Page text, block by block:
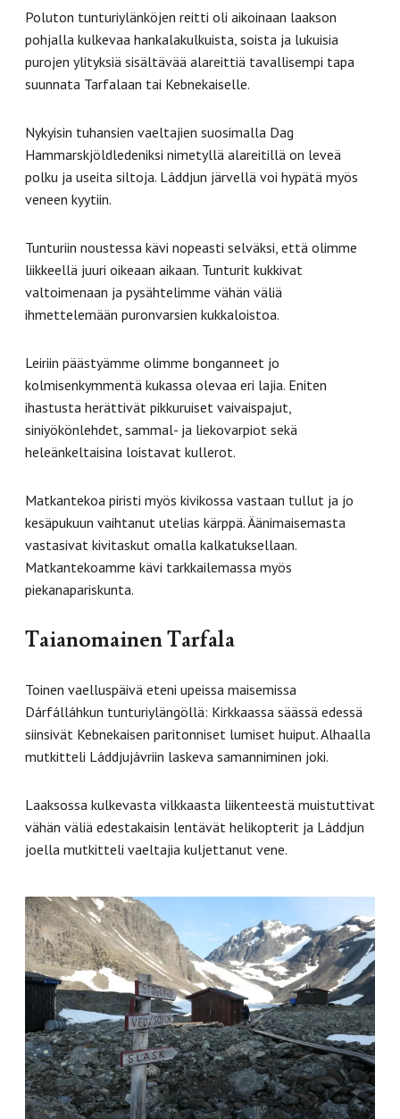
Poluton tunturiylänköjen reitti oli aikoinaan laakson
pohjalla kulkevaa hankalakulkuista, soista ja lukuisia
purojen ylityksiä sisältävää alareittiä tavallisempi tapa
suunnata Tarfalaan tai Kebnekaiselle.
Nykyisin tuhansien vaeltajien suosimalla Dag
Hammarskjöldledeniksi nimetyllä alareitillä on leveä
polku ja useita siltoja. Láddjun järvellä voi hypätä myös
veneen kyytiin.
Tunturiin noustessa kävi nopeasti selväksi, että olimme
liikkeellä juuri oikeaan aikaan. Tunturit kukkivat
valtoimenaan ja pysähtelimme vähän väliä
ihmettelemään puronvarsien kukkaloistoa.
Leiriin päästyämme olimme bonganneet jo
kolmisenkymmentä kukassa olevaa eri lajia. Eniten
ihastusta herättivät pikkuruiset vaivaispajut,
siniyökönlehdet, sammal- ja liekovarpiot sekä
heleänkeltaisina loistavat kullerot.
Matkantekoa piristi myös kivikossa vastaan tullut ja jo
kesäpukuun vaihtanut utelias kärppä. Äänimaisemasta
vastasivat kivitaskut omalla kalkatuksellaan.
Matkantekoamme kävi tarkkailemassa myös
piekanapariskunta.
Taianomainen Tarfala
Toinen vaelluspäivä eteni upeissa maisemissa
Dárfálláhkun tunturiylängöllä: Kirkkaassa säässä edessä
siinsivät Kebnekaisen paritonniset lumiset huiput. Alhaalla
mutkitteli Láddjujávriin laskeva samanniminen joki.
Laaksossa kulkevasta vilkkaasta liikenteestä muistuttivat
vähän väliä edestakaisin lentävät helikopterit ja Láddjun
joella mutkitteli vaeltajia kuljettanut vene.